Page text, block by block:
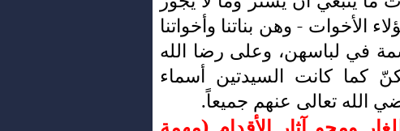
الأخوات - وهن بناتنا وأخواتنا
في لباسهن، وعلى رضا الله
كما كانت السيدتين أسماء
الله تعالى عنهم جميعاً.